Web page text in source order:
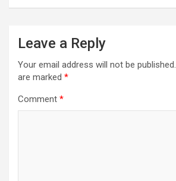
Leave a Reply
Your email address will not be published.
are marked *
Comment *